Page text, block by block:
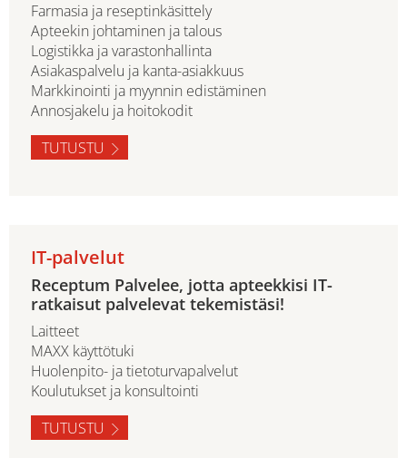
Farmasia ja reseptinkäsittely
Apteekin johtaminen ja talous
Logistikka ja varastonhallinta
Asiakaspalvelu ja kanta-asiakkuus
Markkinointi ja myynnin edistäminen
Annosjakelu ja hoitokodit
TUTUSTU
IT-palvelut
Receptum Palvelee, jotta apteekkisi IT-
ratkaisut palvelevat tekemistäsi!
Laitteet
MAXX käyttötuki
Huolenpito- ja tietoturvapalvelut
Koulutukset ja konsultointi
TUTUSTU